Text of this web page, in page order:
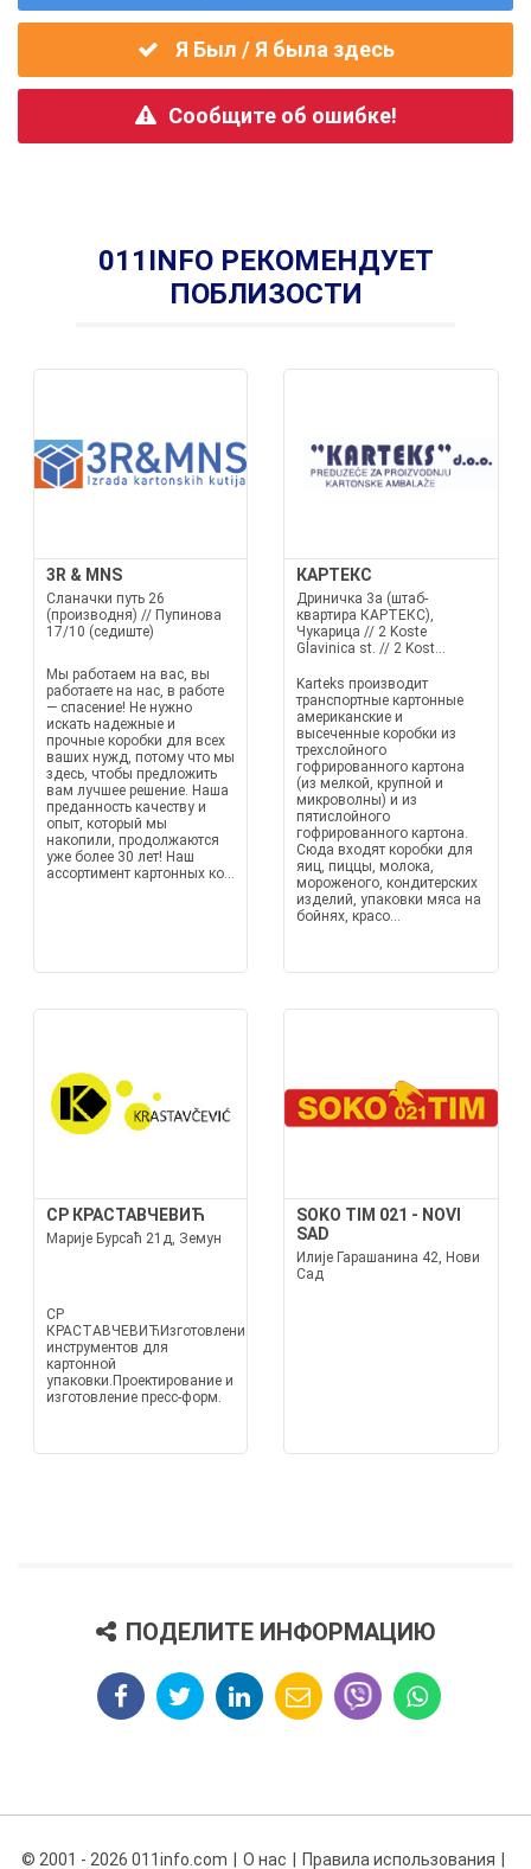
Я Был / Я была здесь
Сообщите об ошибке!
011INFO РЕКОМЕНДУЕТ
ПОБЛИЗОСТИ
3R & MNS
Сланачки путь 26
(производня) // Пупинова
17/10 (седиште)
Мы работаем на вас, вы
работаете на нас, в работе
— спасение! Не нужно
искать надежные и
прочные коробки для всех
ваших нужд, потому что мы
здесь, чтобы предложить
вам лучшее решение. Наша
преданность качеству и
опыт, который мы
накопили, продолжаются
уже более 30 лет! Наш
ассортимент картонных ко...
КАРТЕКС
Дриничка 3а (штаб-
квартира КАРТЕКС),
Чукарица // 2 Koste
Glavinica st. // 2 Kost...
Karteks производит
транспортные картонные
американские и
высеченные коробки из
трехслойного
гофрированного картона
(из мелкой, крупной и
микроволны) и из
пятислойного
гофрированного картона.
Сюда входят коробки для
яиц, пиццы, молока,
мороженого, кондитерских
изделий, упаковки мяса на
бойнях, красо...
СР КРАСТАВЧЕВИЋ
Марије Бурсаћ 21д, Земун
СР
КРАСТАВЧЕВИЋИзготовление
инструментов для
картонной
упаковки.Проектирование и
изготовление пресс-форм.
SOKO TIM 021 - NOVI
SAD
Илије Гарашанина 42, Нови
Сад
ПОДЕЛИТЕ ИНФОРМАЦИЮ
© 2001 - 2026 011info.com О нас Правила использования